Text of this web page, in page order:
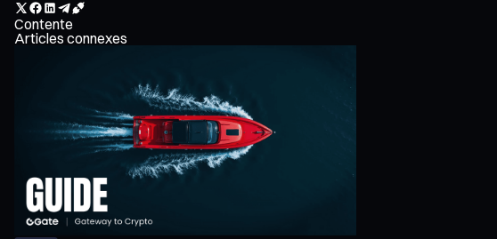
Contente
Articles connexes